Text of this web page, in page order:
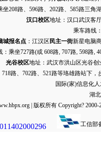
坐208路、596路、202路、585路三
汉口校区地址：汉口武汉客
乘车路线
城报名点：江汉区 民主一街新星电脑
：乘坐727路(或 608路, 707路, 598路,
光谷校区地址：武汉市洪山区光谷创
路、702路、521路等珞雄路站下
国际(家)信息化
湖
| 版权所有 Copyright?
工信部